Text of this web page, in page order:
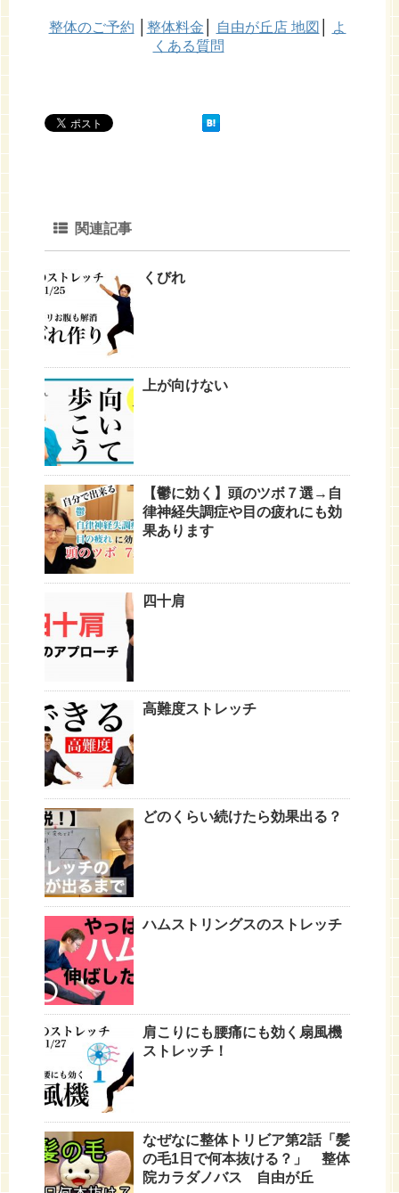
整体のご予約 整体料金 自由が丘店 地図
よ
くある質問
関連記事
くびれ
上が向けない
【鬱に効く】頭のツボ７選→自
律神経失調症や目の疲れにも効
果あります
四十肩
高難度ストレッチ
どのくらい続けたら効果出る？
ハムストリングスのストレッチ
肩こりにも腰痛にも効く扇風機
ストレッチ！
なぜなに整体トリビア第2話「髪
の毛1日で何本抜ける？」 整体
院カラダノバス 自由が丘